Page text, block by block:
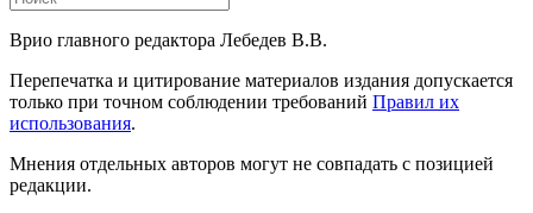
Врио главного редактора Лебедев В.В.
Перепечатка и цитирование материалов издания допускается
только при точном соблюдении требований Правил их
использования.
Мнения отдельных авторов могут не совпадать с позицией
редакции.